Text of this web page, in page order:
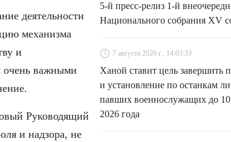
деятельности
механизма
и
очень важными
Руководящий
и надзора, не
5-й пресс-релиз 1-й
Национального собрания XV
7 августа 2026 г., 14:03:33
Ханой ставит цель завершить
и установление по останкам
павших военнослужащих до 10
2026 года